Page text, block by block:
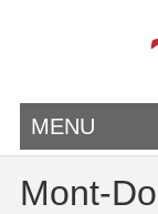
MENU
Mont-